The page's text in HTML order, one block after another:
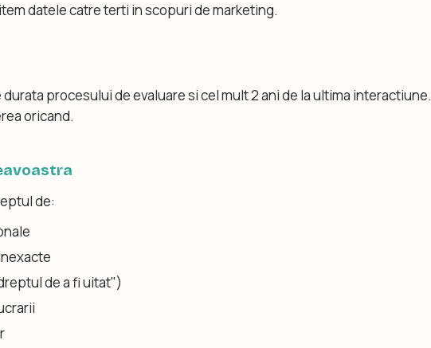
datele catre terti in scopuri de marketing.
procesului de evaluare si cel mult 2 ani de la ultima interactiune.
oricand.
de:
de a fi uitat")